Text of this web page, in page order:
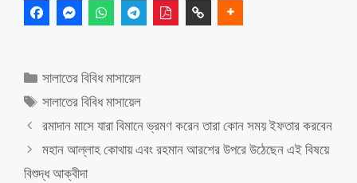
Categories
সালাতের বিবিধ মাসায়েল
Tags
সালাতের বিবিধ মাসায়েল
রমাদান মাসে যারা বিমানে ভ্রমণ করেন তারা কোন সময় ইফতার করবেন
মহান আল্লাহ কোথায় এবং রহমান আরশের উপরে উঠেছেন এই বিষয়ে
বিশুদ্ধ আক্বীদা